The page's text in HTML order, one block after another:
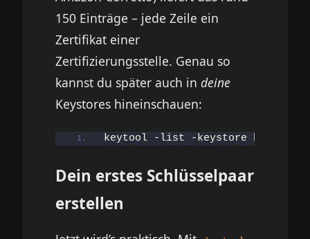
150 Einträge – jede Zeile ein
Zertifikat einer
Zertifizierungsstelle. Genau so
kannst du später auch in deine
Keystores hineinschauen:
keytool -list -keystore beispiel.
Dein erstes Schlüsselpaar
erstellen